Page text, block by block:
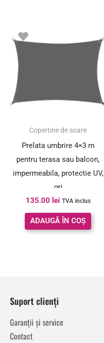
Copertine de soare
Prelata umbrire 4×3 m
pentru terasa sau balcon,
impermeabila, protectie UV,
gri
135.00 lei TVA inclus
ADAUGĂ ÎN COȘ
Suport clienți
Garanții și service
Contact